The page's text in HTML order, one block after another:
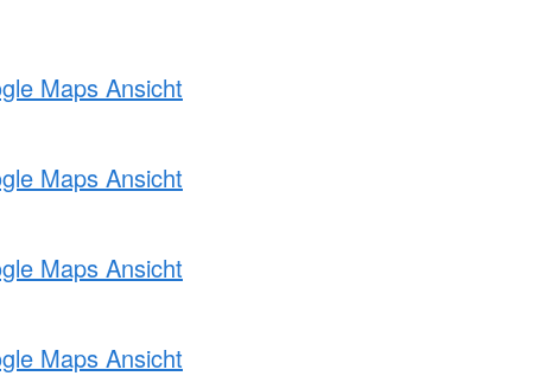
Maps Ansicht
Maps Ansicht
Maps Ansicht
Maps Ansicht